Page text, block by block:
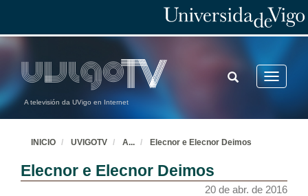
A televisión da UVigo en Internet
Toggle
TOGGLE
SEARCH
INICIO UVIGOTV A... Elecnor e Elecnor Deimos
Elecnor e Elecnor Deimos
20 de abr. de 2016